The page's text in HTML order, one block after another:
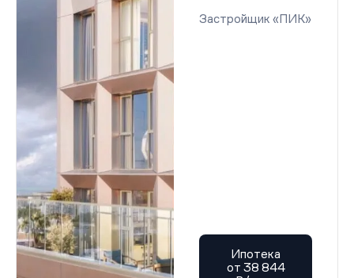
Застройщик «ПИК»
Ипотека
от 38 844